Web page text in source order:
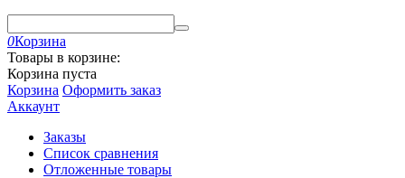
0Корзина
Товары в корзине:
Корзина пуста
Корзина Оформить заказ
Аккаунт
Заказы
Список сравнения
Отложенные товары